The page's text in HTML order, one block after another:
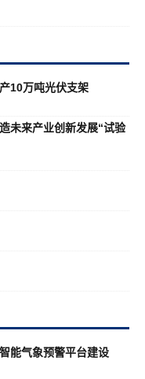
10万吨光伏支架
未来产业创新发展“试验
能气象预警平台建设